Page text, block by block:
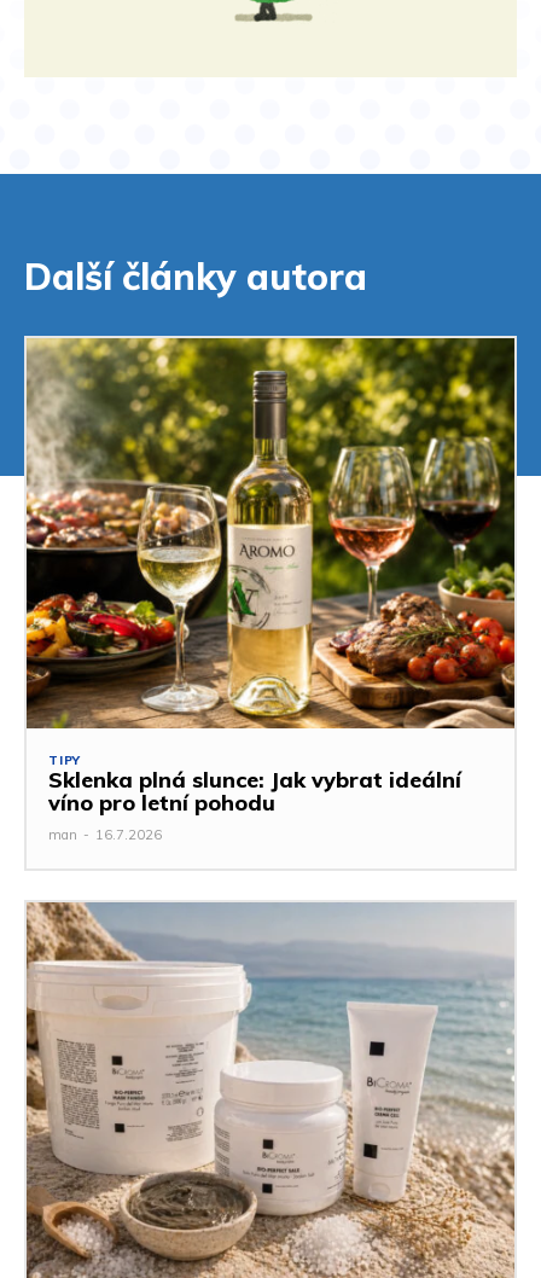
Další články autora
TIPY
Sklenka plná slunce: Jak vybrat ideální
víno pro letní pohodu
man - 16.7.2026